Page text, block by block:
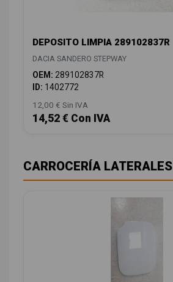
DEPOSITO LIMPIA 289102837R
DACIA SANDERO STEPWAY
OEM: 289102837R
ID: 1402772
12,00 € Sin IVA
14,52 € Con IVA
CARROCERÍA LATERALES